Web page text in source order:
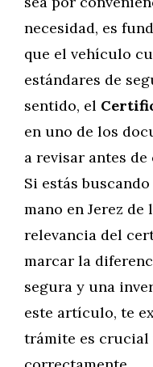
necesidad, es
que el vehículo
estándares de
sentido, el
en uno de los
a revisar antes
Si estás
mano en Jerez
relevancia del
marcar la
segura y una
este artículo, te
trámite es